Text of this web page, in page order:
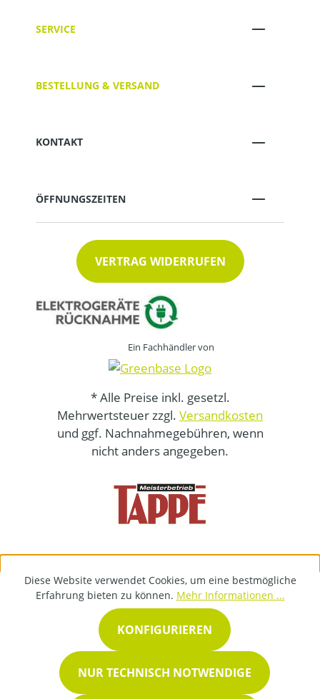
SERVICE
BESTELLUNG & VERSAND
KONTAKT
ÖFFNUNGSZEITEN
VERTRAG WIDERRUFEN
Ein Fachhändler von
* Alle Preise inkl. gesetzl.
Mehrwertsteuer zzgl. Versandkosten
und ggf. Nachnahmegebühren, wenn
nicht anders angegeben.
Diese Website verwendet Cookies, um eine bestmögliche
Erfahrung bieten zu können. Mehr Informationen ...
NUR TECHNISCH NOTWENDIGE
KONFIGURIEREN